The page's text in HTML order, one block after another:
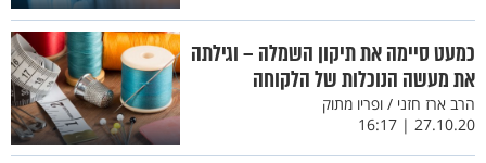
כמעט סיימה את תיקון השמלה – וגילתה
את מעשה הנוכלות של הלקוחה
הרב ארז חזני / ופריו מתוק
27.10.20 | 16:17